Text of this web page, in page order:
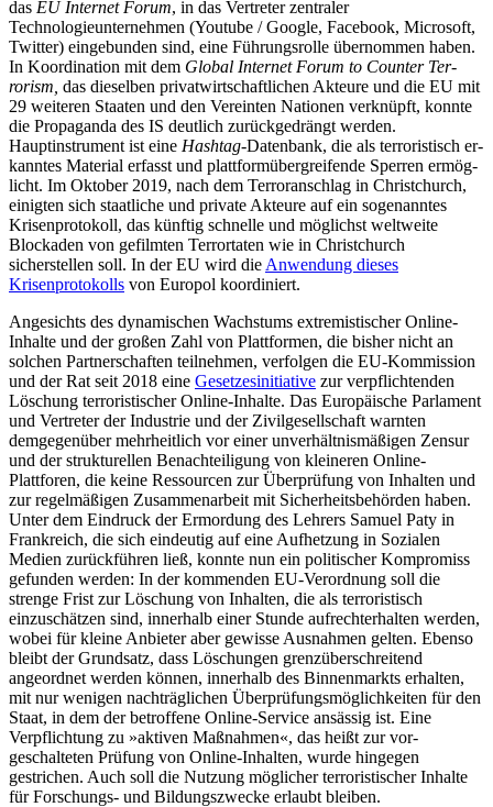
das EU Internet Forum, in das Ver­treter zentraler
Technologieunternehmen (Youtube / Google, Facebook, Microsoft,
Twitter) eingebunden sind, eine Führungs­rolle übernommen haben.
In Koordination mit dem Global Internet Forum to Counter Ter­
rorism, das dieselben privatwirtschaftlichen Akteure und die EU mit
29 weiteren Staa­ten und den Vereinten Natio­nen verknüpft, konnte
die Propaganda des IS deutlich zu­rück­gedrängt werden.
Hauptinstrument ist eine Hashtag-Datenbank, die als terroristisch er­
kanntes Material erfasst und plattformübergreifende Sperren ermög­
licht. Im Oktober 2019, nach dem Terror­anschlag in Christchurch,
einigten sich staatliche und private Akteure auf ein so­genanntes
Krisen­protokoll, das künftig schnelle und mög­lichst weltweite
Blockaden von gefilmten Terrortaten wie in Christ­church
sicherstellen soll. In der EU wird die Anwendung dieses
Krisenprotokolls von Europol koordiniert.
Angesichts des dynamischen Wachstums extremistischer Online-
Inhalte und der gro­ßen Zahl von Plattformen, die bisher nicht an
solchen Partnerschaften teil­nehmen, verfolgen die EU-Kommission
und der Rat seit 2018 eine Gesetzesinitiative zur ver­pflichtenden
Löschung terroristischer Online-Inhalte. Das Europäische Parlament
und Vertreter der Industrie und der Zivil­gesellschaft warnten
demgegenüber mehr­heitlich vor einer unverhältnismäßigen Zensur
und der strukturellen Benachteiligung von kleineren Online-
Plattforen, die keine Ressourcen zur Überprüfung von Inhalten und
zur regelmäßigen Zusammen­arbeit mit Sicherheitsbehörden haben.
Unter dem Eindruck der Ermordung des Lehrers Samuel Paty in
Frankreich, die sich ein­deutig auf eine Aufhetzung in Sozialen
Medien zurückführen ließ, konnte nun ein politischer Kompromiss
gefunden werden: In der kommenden EU-Verordnung soll die
strenge Frist zur Löschung von Inhalten, die als terroristisch
einzuschätzen sind, inner­halb einer Stunde aufrechterhalten werden,
wobei für kleine Anbieter aber gewisse Aus­nahmen gelten. Ebenso
bleibt der Grundsatz, dass Löschungen grenzüberschreitend
angeordnet werden können, innerhalb des Binnenmarkts erhalten,
mit nur wenigen nachträglichen Überprüfungsmöglichkeiten für den
Staat, in dem der betroffene Online-Service ansässig ist. Eine
Verpflichtung zu »aktiven Maßnahmen«, das heißt zur vor­
geschalteten Prüfung von Online-Inhalten, wurde hingegen
gestrichen. Auch soll die Nutzung möglicher terroristischer Inhalte
für Forschungs- und Bildungszwecke er­laubt bleiben.